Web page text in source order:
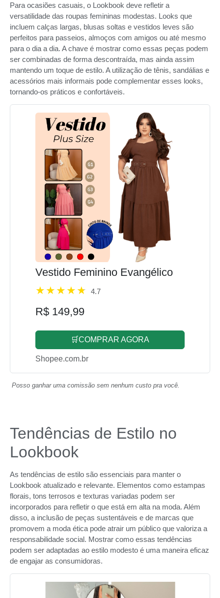
Para ocasiões casuais, o Lookbook deve refletir a
versatilidade das roupas femininas modestas. Looks que
incluem calças largas, blusas soltas e vestidos leves são
perfeitos para passeios, almoços com amigos ou até mesmo
para o dia a dia. A chave é mostrar como essas peças podem
ser combinadas de forma descontraída, mas ainda assim
mantendo um toque de estilo. A utilização de tênis, sandálias e
acessórios mais informais pode complementar esses looks,
tornando-os práticos e confortáveis.
Vestido Feminino Evangélico
4.7
R$ 149,99
🛒COMPRAR AGORA
Shopee.com.br
Posso ganhar uma comissão sem nenhum custo pra você.
Tendências de Estilo no
Lookbook
As tendências de estilo são essenciais para manter o
Lookbook atualizado e relevante. Elementos como estampas
florais, tons terrosos e texturas variadas podem ser
incorporados para refletir o que está em alta na moda. Além
disso, a inclusão de peças sustentáveis e de marcas que
promovem a moda ética pode atrair um público que valoriza a
responsabilidade social. Mostrar como essas tendências
podem ser adaptadas ao estilo modesto é uma maneira eficaz
de engajar as consumidoras.